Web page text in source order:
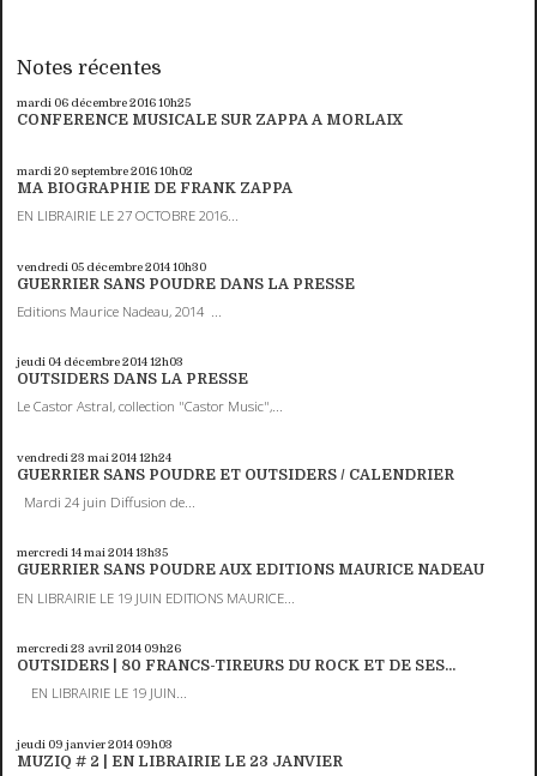
Notes récentes
mardi 06 décembre 201610h25
CONFERENCE MUSICALE SUR ZAPPA A MORLAIX
mardi 20 septembre 201610h02
MA BIOGRAPHIE DE FRANK ZAPPA
EN LIBRAIRIE LE 27 OCTOBRE 2016...
vendredi 05 décembre 201410h30
GUERRIER SANS POUDRE DANS LA PRESSE
Editions Maurice Nadeau, 2014 ...
jeudi 04 décembre 201412h03
OUTSIDERS DANS LA PRESSE
Le Castor Astral, collection "Castor Music",...
vendredi 23 mai 201412h24
GUERRIER SANS POUDRE ET OUTSIDERS / CALENDRIER
Mardi 24 juin Diffusion de...
mercredi 14mai 201413h35
GUERRIER SANS POUDRE AUX EDITIONS MAURICE NADEAU
EN LIBRAIRIE LE 19 JUIN EDITIONS MAURICE...
mercredi 23 avril 2014 09h26
OUTSIDERS | 80 FRANCS-TIREURS DU ROCK ET DE SES...
EN LIBRAIRIE LE 19 JUIN...
jeudi 09 janvier 2014 09h03
MUZIQ # 2 | EN LIBRAIRIE LE 23 JANVIER